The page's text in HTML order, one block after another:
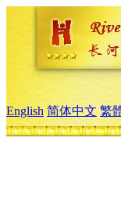
English 简体中文 繁